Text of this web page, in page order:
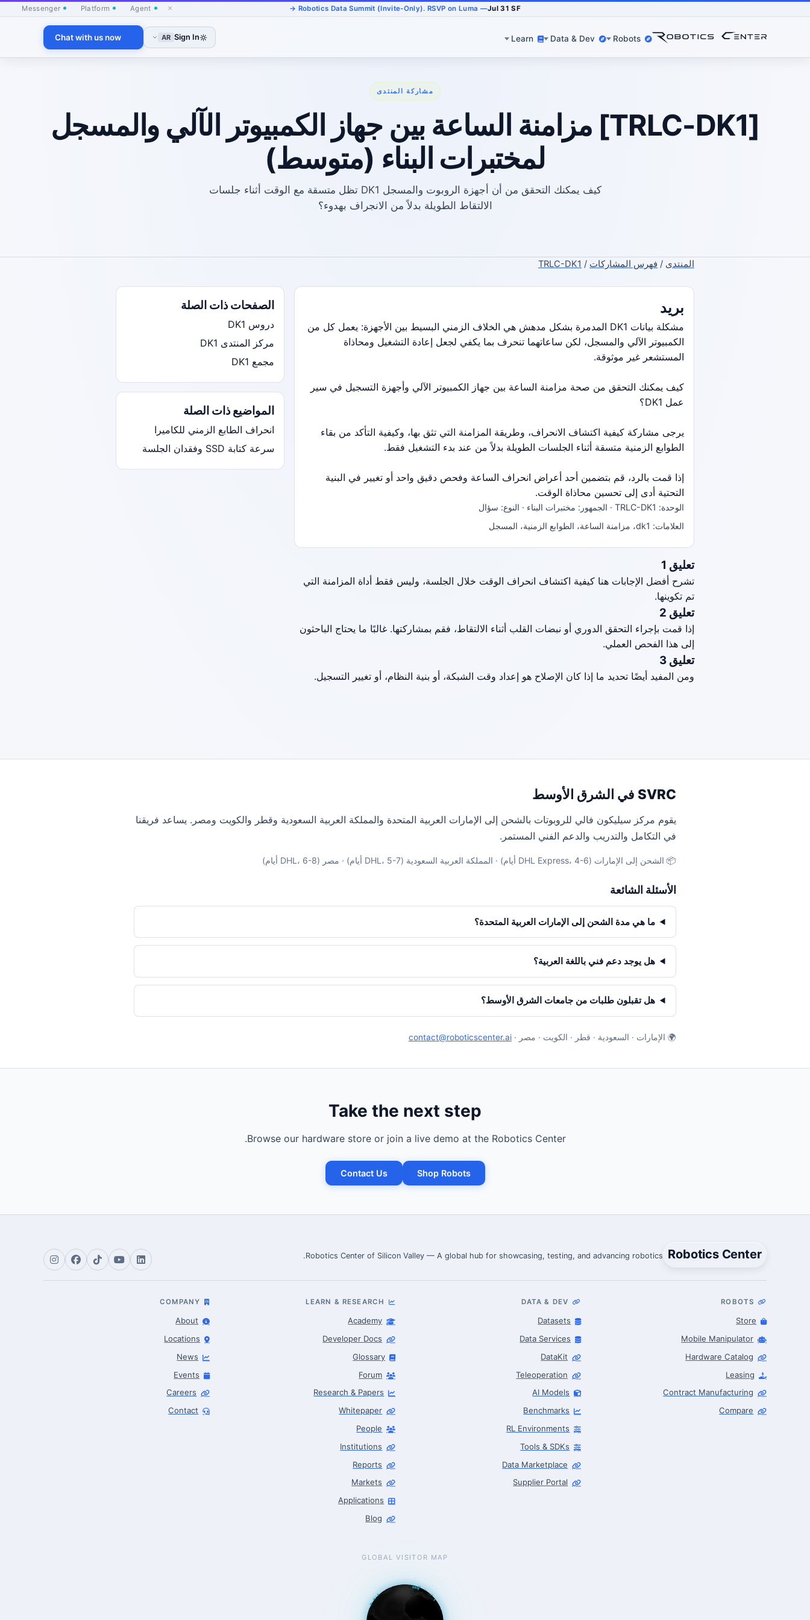
Jul 31 SF
— Robotics Data Summit (Invite-Only). RSVP on Luma →
×
Agent
Platform
Messenger
Robots
Data & Dev
Learn
Sign In
AR
Chat with us now
مشاركة المنتدى
[TRLC-DK1] مزامنة الساعة بين جهاز الكمبيوتر الآلي والمسجل
لمختبرات البناء (متوسط)
كيف يمكنك التحقق من أن أجهزة الروبوت والمسجل DK1 تظل متسقة مع الوقت أثناء جلسات
الالتقاط الطويلة بدلاً من الانجراف بهدوء؟
المنتدى / فهرس المشاركات /
TRLC-DK1
بريد
مشكلة بيانات DK1 المدمرة بشكل مدهش هي الخلاف الزمني البسيط بين الأجهزة: يعمل كل من
الكمبيوتر الآلي والمسجل، لكن ساعاتهما تنحرف بما يكفي لجعل إعادة التشغيل ومحاذاة
المستشعر غير موثوقة.
كيف يمكنك التحقق من صحة مزامنة الساعة بين جهاز الكمبيوتر الآلي وأجهزة التسجيل في سير
عمل DK1؟
يرجى مشاركة كيفية اكتشاف الانحراف، وطريقة المزامنة التي تثق بها، وكيفية التأكد من بقاء
الطوابع الزمنية متسقة أثناء الجلسات الطويلة بدلاً من عند بدء التشغيل فقط.
إذا قمت بالرد، قم بتضمين أحد أعراض انحراف الساعة وفحص دقيق واحد أو تغيير في البنية
التحتية أدى إلى تحسين محاذاة الوقت.
الوحدة: TRLC-DK1 · الجمهور: مختبرات البناء · النوع: سؤال
العلامات: dk1، مزامنة الساعة، الطوابع الزمنية، المسجل
تعليق 1
تشرح أفضل الإجابات هنا كيفية اكتشاف انحراف الوقت خلال الجلسة، وليس فقط أداة المزامنة التي
تم تكوينها.
تعليق 2
إذا قمت بإجراء التحقق الدوري أو نبضات القلب أثناء الالتقاط، فقم بمشاركتها. غالبًا ما يحتاج الباحثون
إلى هذا الفحص العملي.
تعليق 3
ومن المفيد أيضًا تحديد ما إذا كان الإصلاح هو إعداد وقت الشبكة، أو بنية النظام، أو تغيير التسجيل.
الصفحات ذات الصلة
دروس DK1
مركز المنتدى DK1
مجمع DK1
المواضيع ذات الصلة
انحراف الطابع الزمني للكاميرا
سرعة كتابة SSD وفقدان الجلسة
SVRC في الشرق الأوسط
يقوم مركز سيليكون فالي للروبوتات بالشحن إلى الإمارات العربية المتحدة والمملكة العربية السعودية وقطر والكويت ومصر. يساعد فريقنا
في التكامل والتدريب والدعم الفني المستمر.
📦 الشحن إلى الإمارات (DHL Express، 4-6 أيام) · المملكة العربية السعودية (DHL، 5-7 أيام) · مصر (DHL، 6-8 أيام)
الأسئلة الشائعة
ما هي مدة الشحن إلى الإمارات العربية المتحدة؟
هل يوجد دعم فني باللغة العربية؟
هل تقبلون طلبات من جامعات الشرق الأوسط؟
🌍 الإمارات · السعودية · قطر · الكويت · مصر · contact@roboticscenter.ai
Take the next step
Browse our hardware store or join a live demo at the Robotics Center.
Shop Robots
Contact Us
Robotics Center
Robotics Center of Silicon Valley — A global hub for showcasing, testing, and advancing robotics.
ROBOTS
Store
Mobile Manipulator
Hardware Catalog
Leasing
Contract Manufacturing
Compare
DATA & DEV
Datasets
Data Services
DataKit
Teleoperation
AI Models
Benchmarks
RL Environments
Tools & SDKs
Data Marketplace
Supplier Portal
LEARN & RESEARCH
Academy
Developer Docs
Glossary
Forum
Research & Papers
Whitepaper
People
Institutions
Reports
Markets
Applications
Blog
COMPANY
About
Locations
News
Events
Careers
Contact
GLOBAL VISITOR MAP
Robotics Center of Silicon Valley · intake